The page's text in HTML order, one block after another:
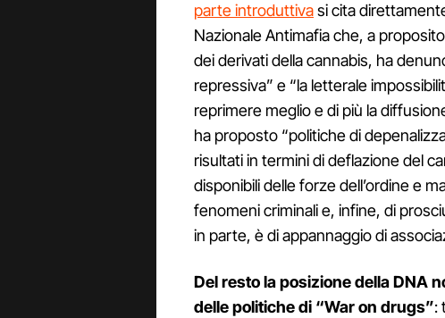
parte introduttivasi cita
Nazionale Antimafia che, a
dei derivati della cannabis, ha
repressiva” e “la letterale
reprimere meglio e di più la
ha proposto “politiche di
risultati in termini di deflazione del
disponibili delle forze dell’ordine e
fenomeni criminali e, infine, di
in parte, è di appannaggio di
Del resto la posizione della DNA
delle politiche di “War on drugs”: